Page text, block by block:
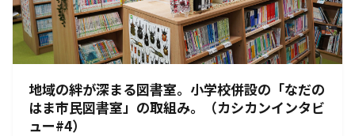
地域の絆が深まる図書室。小学校併設の「なだの
はま市民図書室」の取組み。（カシカンインタビ
ュー#4）